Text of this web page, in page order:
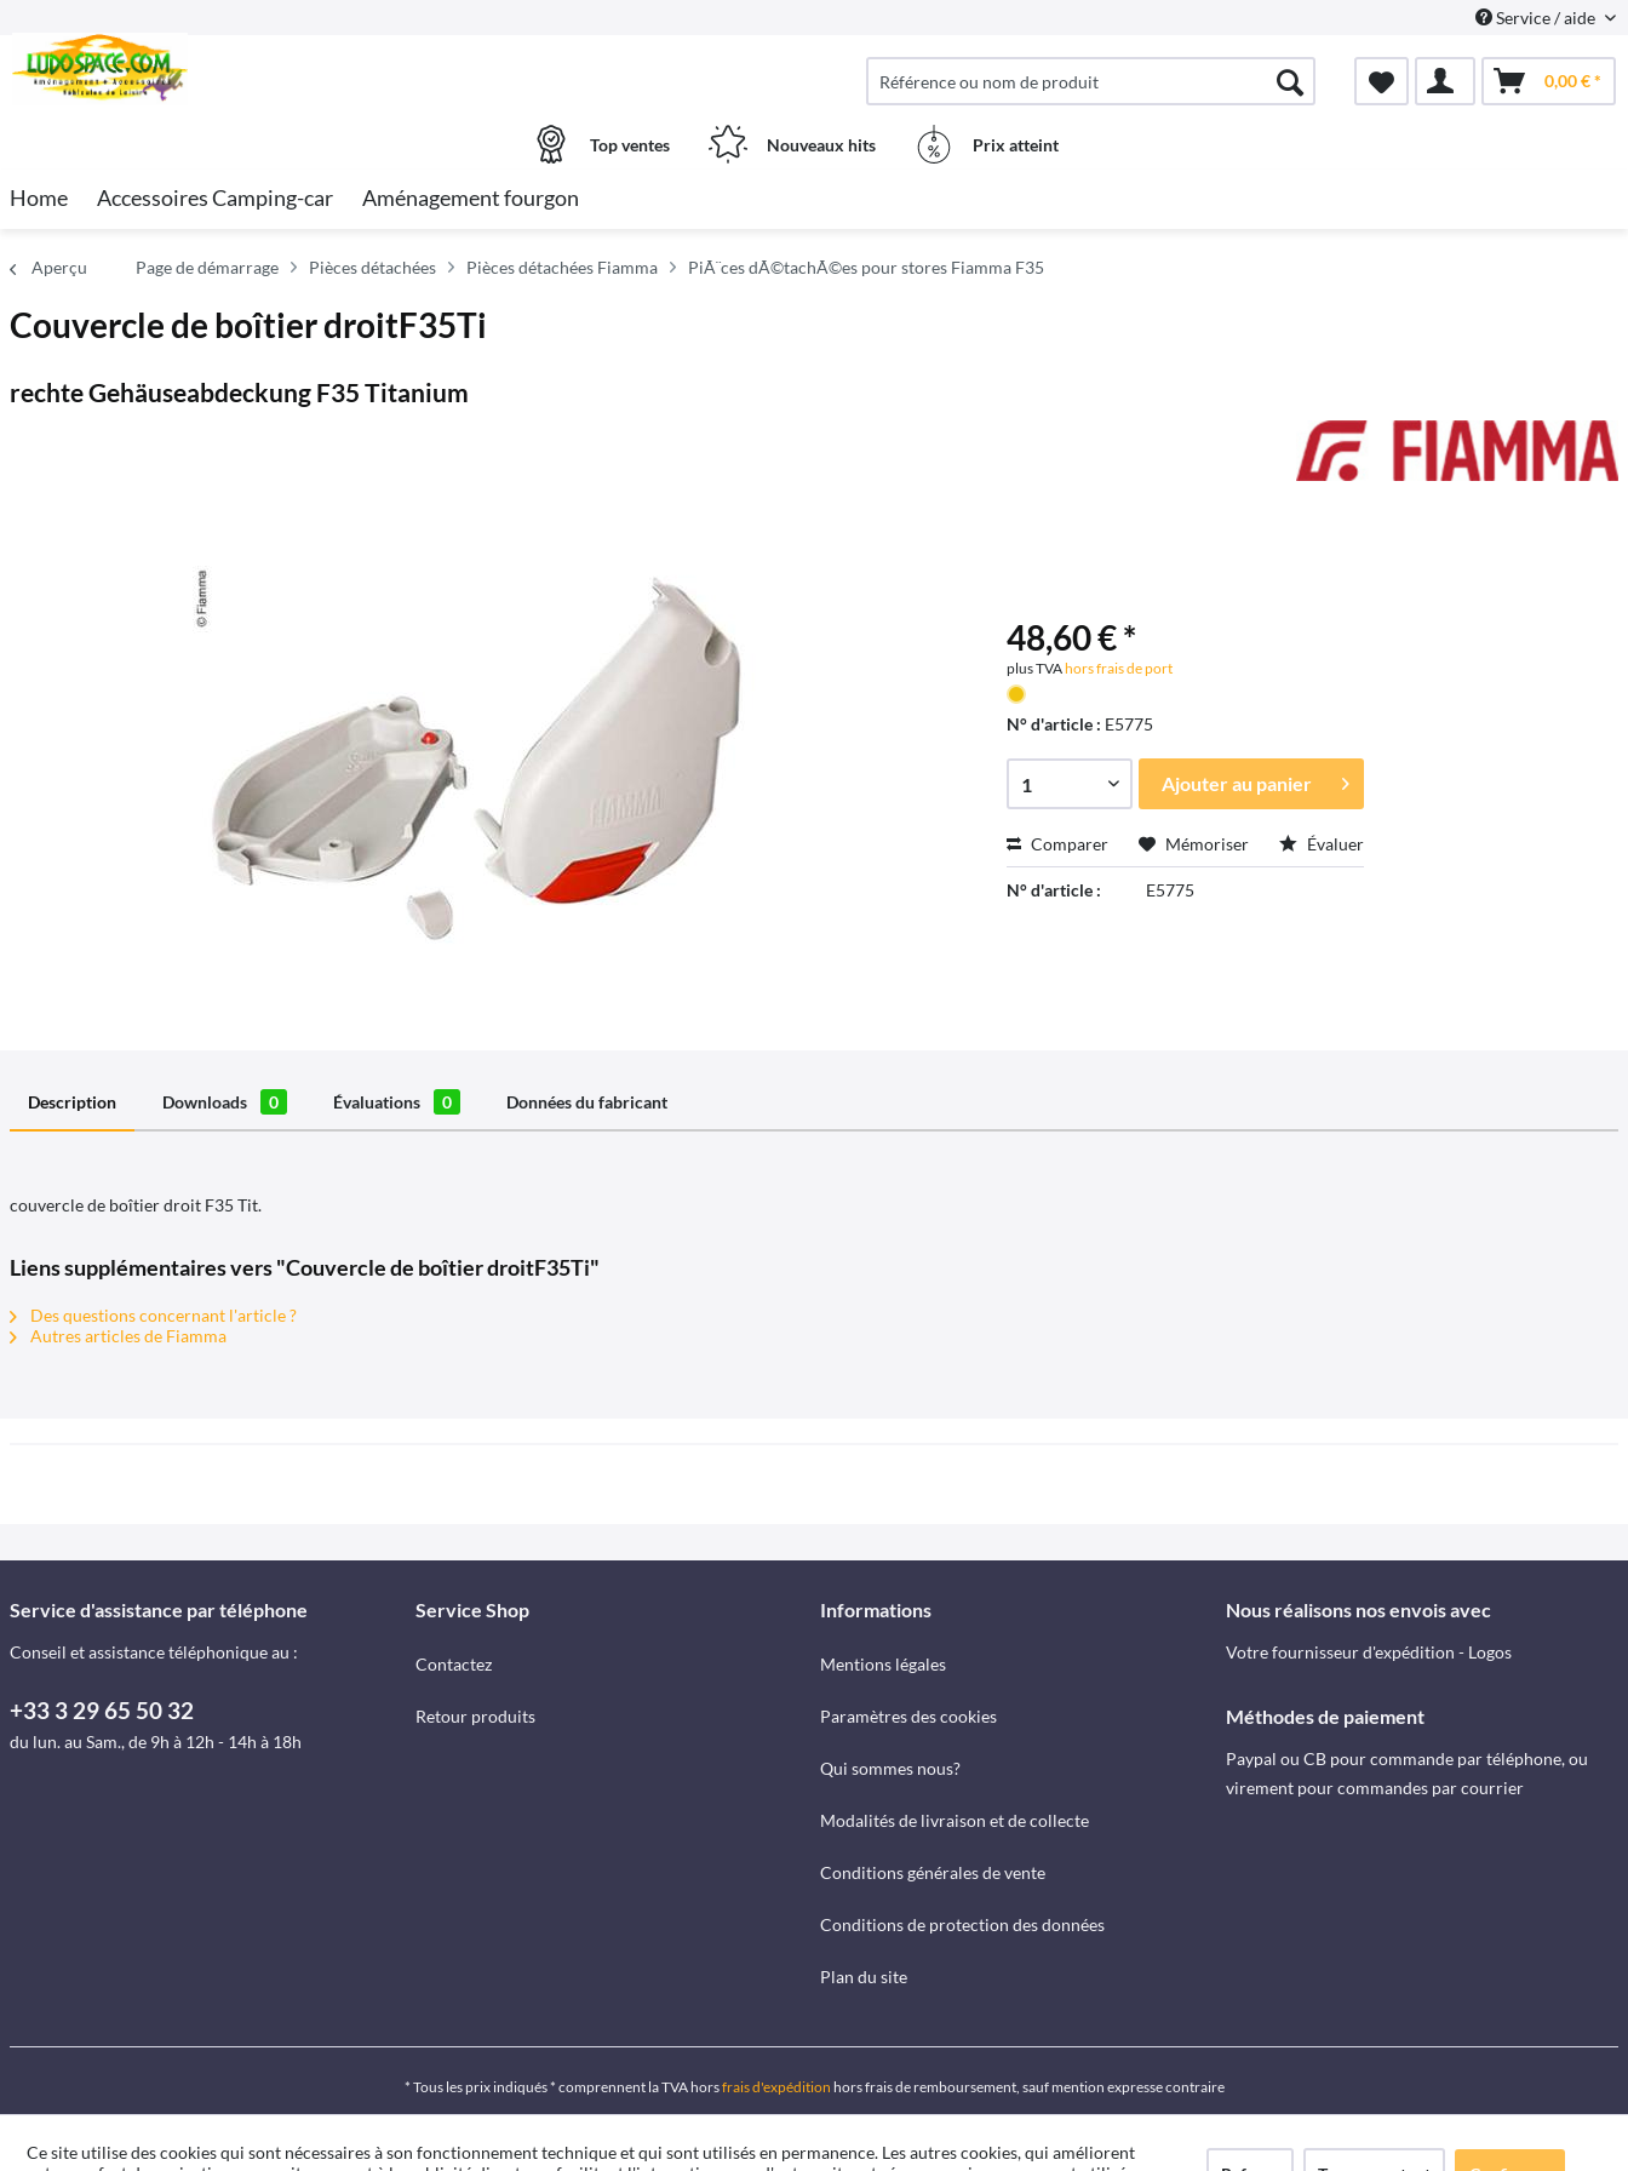
Service / aide
0,00 € *
Top ventes Nouveaux hits Prix ​​atteint
Home Accessoires Camping-car Aménagement fourgon
Aperçu Page de démarrage Pièces détachées Pièces détachées Fiamma PiÃ¨ces dÃ©tachÃ©es pour stores Fiamma F35
Couvercle de boîtier droitF35Ti
rechte Gehäuseabdeckung F35 Titanium
48,60 € *
plus TVAhors frais de port
N° d'article : E5775
Ajouter au panier
Comparer Mémoriser Évaluer
N° d'article : E5775
Description Downloads 0 Évaluations 0 Données du fabricant
couvercle de boîtier droit F35 Tit.
Liens supplémentaires vers "Couvercle de boîtier droitF35Ti"
Des questions concernant l'article ?
Autres articles de Fiamma
Service d'assistance par téléphone
Conseil et assistance téléphonique au :
+33 3 29 65 50 32
du lun. au Sam., de 9h à 12h - 14h à 18h
Service Shop
Contactez
Retour produits
Informations
Mentions légales
Paramètres des cookies
Qui sommes nous?
Modalités de livraison et de collecte
Conditions générales de vente
Conditions de protection des données
Plan du site
Nous réalisons nos envois avec
Votre fournisseur d'expédition - Logos
Méthodes de paiement
Paypal ou CB pour commande par téléphone, ou
virement pour commandes par courrier
* Tous les prix indiqués * comprennent la TVA horsfrais d'expédition hors frais de remboursement, sauf mention expresse contraire
Ce site utilise des cookies qui sont nécessaires à son fonctionnement technique et qui sont utilisés en permanence. Les autres cookies, qui améliorent